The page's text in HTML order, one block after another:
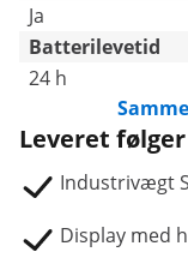
Ja
Batterilevetid
24 h
Leveret følger
Industrivægt
Display med